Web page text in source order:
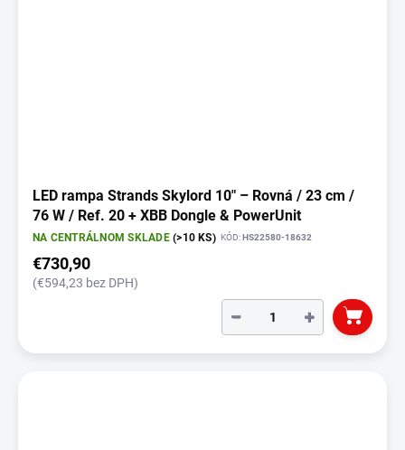
LED rampa Strands Skylord 10" – Rovná / 23 cm /
76 W / Ref. 20 + XBB Dongle & PowerUnit
NA CENTRÁLNOM SKLADE(>10 KS) KÓD:HS22580-18632
€730,90
(€594,23 bez DPH)
+
−